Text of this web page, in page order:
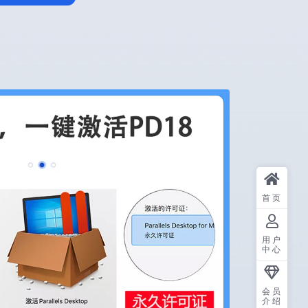
首页
用户
中心
会员
介绍